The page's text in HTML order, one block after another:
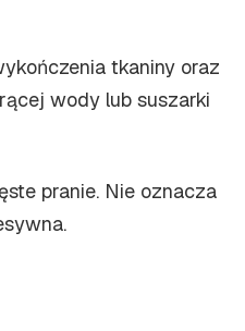
tkaniny oraz
wody lub suszarki
pranie. Nie oznacza